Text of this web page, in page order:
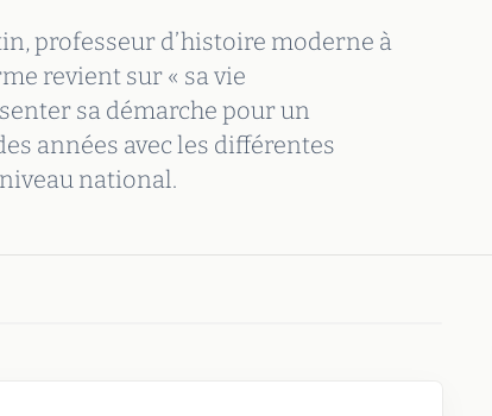
professeur d’histoire moderne à
revient sur « sa vie
sa démarche pour un
années avec les différentes
national.